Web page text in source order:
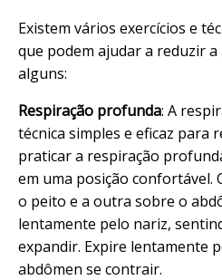
Existem vários exercícios e
que podem ajudar a reduzir a
alguns:
Respiração profunda: A
técnica simples e eficaz para
praticar a respiração
em uma posição confortável.
o peito e a outra sobre o
lentamente pelo nariz,
expandir. Expire lentamente
abdômen se contrair.